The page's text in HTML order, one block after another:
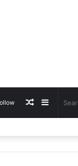
Sidebar
Random